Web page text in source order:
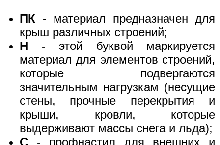
ПК - материал предназначен для
крыш различных строений;
Н - этой буквой маркируется
материал для элементов строений,
которые подвергаются
значительным нагрузкам (несущие
стены, прочные перекрытия и
крыши, кровли, которые
выдерживают массы снега и льда);
С - профнастил для внешних и